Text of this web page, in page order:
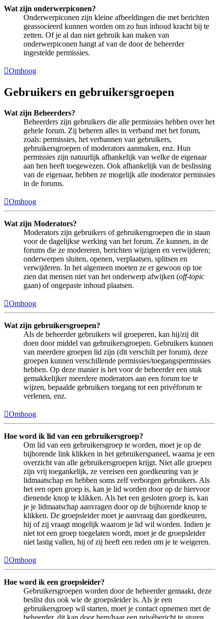
Wat zijn onderwerpiconen?
Onderwerpiconen zijn kleine afbeeldingen die met berichten
geassocieerd kunnen worden om zo hun inhoud kracht bij te
zetten. Of je al dan niet gebruik kan maken van
onderwerpiconen hangt af van de door de beheerder
ingestelde permissies.
Omhoog
Gebruikers en gebruikersgroepen
Wat zijn Beheerders?
Beheerders zijn gebruikers die alle permissies hebben over het
gehele forum. Zij beheren alles in verband met het forum,
zoals: permissies, het verbannen van gebruikers,
gebruikersgroepen of moderators aanmaken, enz. Hun
permissies zijn natuurlijk afhankelijk van welke de eigenaar
aan hen heeft toegewezen. Ook afhankelijk van de beslissing
van de eigenaar, hebben ze mogelijk alle moderator permissies
in de forums.
Omhoog
Wat zijn Moderators?
Moderators zijn gebruikers of gebruikersgroepen die in staan
voor de dagelijkse werking van het forum. Ze kunnen, in de
forums die ze modereren, berichten wijzigen en verwijderen;
onderwerpen sluiten, openen, verplaatsen, splitsen en
verwijderen. In het algemeen moeten ze er gewoon op toe
zien dat mensen niet van het onderwerp afwijken (off-topic
gaan) of ongepaste inhoud plaatsen.
Omhoog
Wat zijn gebruikersgroepen?
Als de beheerder gebruikers wil groeperen, kan hij/zij dit
doen door middel van gebruikersgroepen. Gebruikers kunnen
van meerdere groepen lid zijn (dit verschilt per forum), deze
groepen kunnen verschillende permissies/toegangspermissies
hebben. Op deze manier is het voor de beheerder een stuk
gemakkelijker meerdere moderators aan een forum toe te
wijzen, bepaalde gebruikers toegang tot een privéforum te
verlenen, enz.
Omhoog
Hoe word ik lid van een gebruikersgroep?
Om lid van een gebruikersgroep te worden, moet je op de
bijhorende link klikken in het gebruikerspaneel, waarna je een
overzicht van alle gebruikersgroepen krijgt. Niet alle groepen
zijn vrij toegankelijk, ze vereisen een goedkeuring van je
lidmaatschap en hebben soms zelf verborgen gebruikers. Als
het een open groep is, kan je lid worden door op de hiervoor
dienende knop te klikken. Als het een gesloten groep is, kan
je je lidmaatschap aanvragen door op de bijhorende knop te
klikken. De groepsleider moet je aanvraag dan goedkeuren,
hij of zij vraagt mogelijk waarom je lid wil worden. Indien je
niet tot een groep toegelaten wordt, moet je de groepsleider
niet lastig vallen, hij of zij heeft een reden om je te weigeren.
Omhoog
Hoe word ik een groepsleider?
Gebruikersgroepen worden door de beheerder gemaakt, deze
beslist dus ook wie de groepsleider is. Als je een
gebruikersgroep wil starten, moet je contact opnemen met de
beheerder, dit kan door hem/haar een privébericht te sturen.